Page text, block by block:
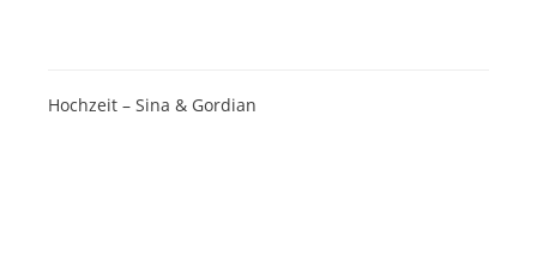
Hochzeit – Sina & Gordian